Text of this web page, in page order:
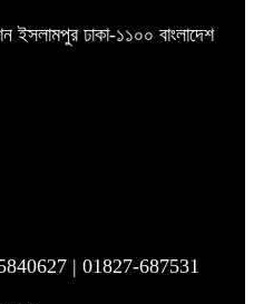
ইসলামপুর ঢাকা-১১০০ বাংলাদেশ
| 01827-687531